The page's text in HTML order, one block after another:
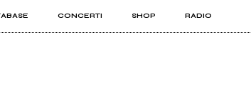
CONCERTI SHOP RADIO
PRO